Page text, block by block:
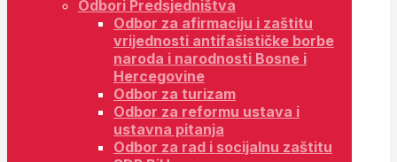
Odbori Predsjedništva
Odbor za afirmaciju i zaštitu
vrijednosti antifašističke borbe
naroda i narodnosti Bosne i
Hercegovine
Odbor za turizam
Odbor za reformu ustava i
ustavna pitanja
Odbor za rad i socijalnu zaštitu